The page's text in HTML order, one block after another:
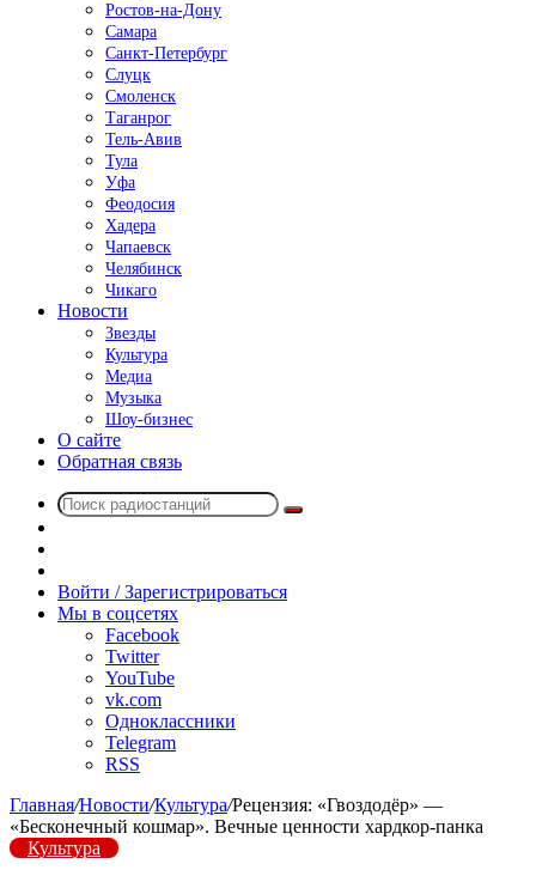
Ростов-на-Дону
Самара
Санкт-Петербург
Слуцк
Смоленск
Таганрог
Тель-Авив
Тула
Уфа
Феодосия
Хадера
Чапаевск
Челябинск
Чикаго
Новости
Звезды
Культура
Медиа
Музыка
Шоу-бизнес
О сайте
Обратная связь
Поиск
радио
Войти / Зарегистрироваться
Мы в соцсетях
Facebook
Twitter
YouTube
vk.com
Одноклассники
Telegram
RSS
Главная/Новости/Культура/Рецензия: «Гвоздодёр» —
«Бесконечный кошмар». Вечные ценности хардкор-панка
Культура